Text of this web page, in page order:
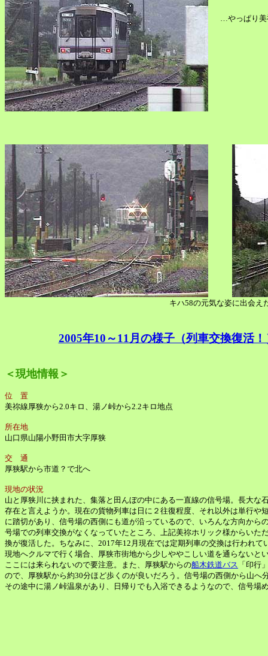
…やっぱり美
キハ58の元気な姿に出会え
2005年10～11月の様子（列車交換復活！
＜現地情報＞
位 置
美祢線厚狭から2.0キロ、湯ノ峠から2.2キロ地点
所在地
山口県山陽小野田市大字厚狭
交 通
厚狭駅から市道？で北へ
現地の状況
山と厚狭川に挟まれた、集落と田んぼの中にある一直線の信号場。長大な
存在と言えようか。現在の貨物列車は日に２往復程度、それ以外は単行や
に踏切があり、信号場の西側にも道が沿っているので、いろんな方向から
号場での列車交換がなくなっていたところ、上記美祢ホリック様からいた
換が復活した。ちなみに、2017年12月現在では定期列車の交換は行われて
現地へクルマで行く場合、厚狭市街地から少しややこしい道を通らないと
ここには来られないので要注意。また、厚狭駅からの船木鉄道バス 「印行
ので、厚狭駅から約30分ほど歩くのが良いだろう。信号場の西側から山へ
その途中に湯ノ峠温泉があり、日帰りでも入浴できるようなので、信号場